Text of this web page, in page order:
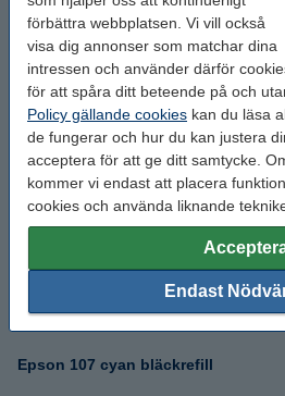
förbättra webbplatsen. Vi vill också
visa dig annonser som matchar dina
intressen och använder därför
för att spåra ditt beteende på och
Policy gällande cookies kan du läsa
de fungerar och hur du kan justera
acceptera för att ge ditt samtycke.
kommer vi endast att placera
cookies och använda liknande
Endast
Epson 106 svart fotobläck bläckrefill
Epson 106 cyan bläckrefill
Epson 106 magenta bläckrefill
Epson 106 gul bläckrefill
Epson 107 svart bläckrefill
Epson 107 cyan bläckrefill